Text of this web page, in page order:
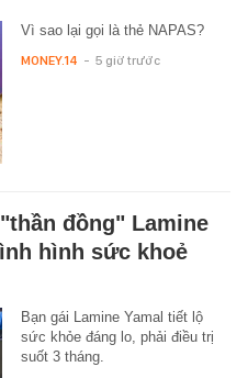
Vì sao lại gọi là thẻ NAPAS?
MONEY.14 - 5 giờ trước
đồng" Lamine
hình sức khoẻ
Bạn gái Lamine Yamal tiết lộ
sức khỏe đáng lo, phải điều trị
suốt 3 tháng.